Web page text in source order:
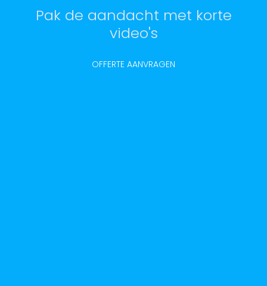
Pak de aandacht met korte
video's
OFFERTE AANVRAGEN